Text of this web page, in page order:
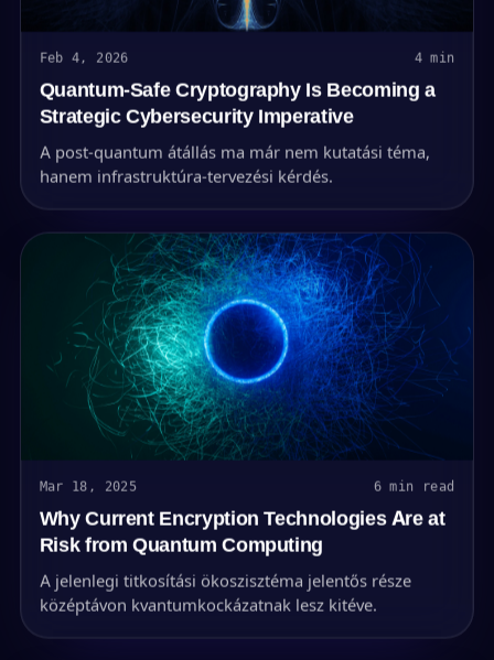
Feb 4, 2026 4 min
Quantum-Safe Cryptography Is Becoming a
Strategic Cybersecurity Imperative
A post-quantum átállás ma már nem kutatási téma,
hanem infrastruktúra-tervezési kérdés.
Mar 18, 2025 6 min read
Why Current Encryption Technologies Are at
Risk from Quantum Computing
A jelenlegi titkosítási ökoszisztéma jelentős része
középtávon kvantumkockázatnak lesz kitéve.